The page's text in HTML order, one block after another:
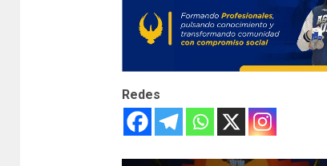
Redes